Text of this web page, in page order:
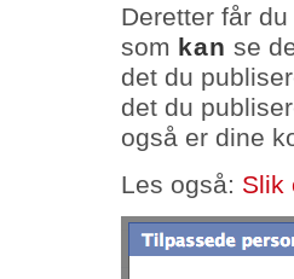
Deretter får
som kan se
det du
det du
også er dine
Les også: Slik